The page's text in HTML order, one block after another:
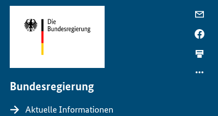
Bundesregierung
Aktuelle Informationen